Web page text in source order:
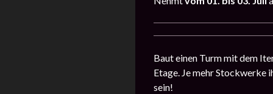
Baut einen Turm mit dem
Etage. Je mehr Stockwerke
sein!